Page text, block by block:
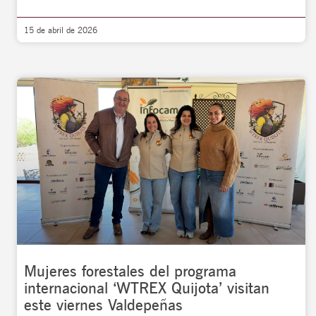
15 de abril de 2026
Mujeres forestales del programa
internacional ‘WTREX Quijota’ visitan
este viernes Valdepeñas